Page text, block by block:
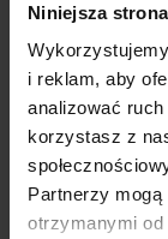
Niniejsza
i reklam, aby
analizować
korzystasz z
Partnerzy mogą
otrzymanymi